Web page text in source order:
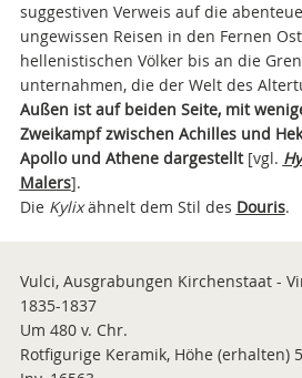
suggestiven Verweis auf die
ungewissen Reisen in den Fernen
hellenistischen Völker bis an die
unternahmen, die der Welt des
Außen ist auf beiden Seite, mit
Zweikampf zwischen Achilles und
Apollo und Athene dargestellt[vgl.
Malers].
Die Kylixähnelt dem Stil des Douris.
Vulci, Ausgrabungen Kirchenstaat -
1835-1837
Um 480 v. Chr.
Rotfigurige Keramik, Höhe (erhalten)